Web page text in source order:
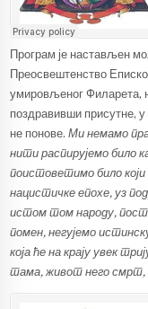
Програм је настављен
Преосвештенство
умировљеног Филарета,
поздравивши присутне,
не понове.Ми немамо
нити распирујемо било
поистоветимо било
нацистичке епохе, уз
истом том народу,
помен, негујемо
која ће на крају увек
тама, живот него смрт,